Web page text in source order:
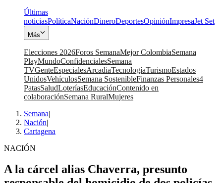
Últimas
noticiasPolíticaNaciónDineroDeportesOpiniónImpresaJet Set
Más
Elecciones 2026Foros SemanaMejor ColombiaSemana
PlayMundoConfidencialesSemana
TVGenteEspecialesArcadiaTecnologíaTurismoEstados
UnidosVehículosSemana SostenibleFinanzas Personales4
PatasSaludLoteríasEducaciónContenido en
colaboraciónSemana RuralMujeres
Semana|
Nación|
Cartagena
NACIÓN
A la cárcel alias Chaverra, presunto